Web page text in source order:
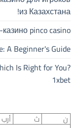
из Казахстана!
pinco casino!
A Beginner's Guide
Is Right for You?
1xbet
ن ث أرب